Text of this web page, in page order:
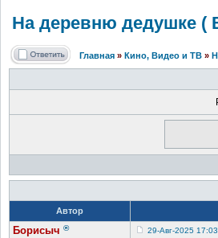
На деревню дедушке (
Главная » Кино, Видео и ТВ »
Автор
Борисыч ®
29-Авг-2025